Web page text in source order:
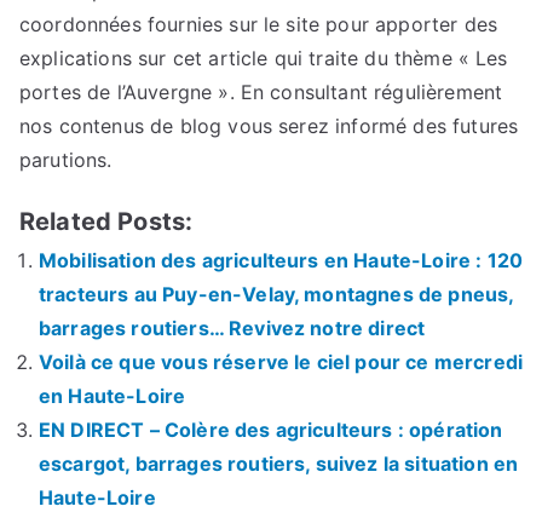
coordonnées fournies sur le site pour apporter des
explications sur cet article qui traite du thème « Les
portes de l’Auvergne ». En consultant régulièrement
nos contenus de blog vous serez informé des futures
parutions.
Related Posts:
Mobilisation des agriculteurs en Haute-Loire : 120
tracteurs au Puy-en-Velay, montagnes de pneus,
barrages routiers… Revivez notre direct
Voilà ce que vous réserve le ciel pour ce mercredi
en Haute-Loire
EN DIRECT – Colère des agriculteurs : opération
escargot, barrages routiers, suivez la situation en
Haute-Loire